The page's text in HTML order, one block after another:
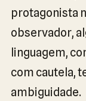
protagonista
observador,
linguagem,
com cautela,
ambiguidade.